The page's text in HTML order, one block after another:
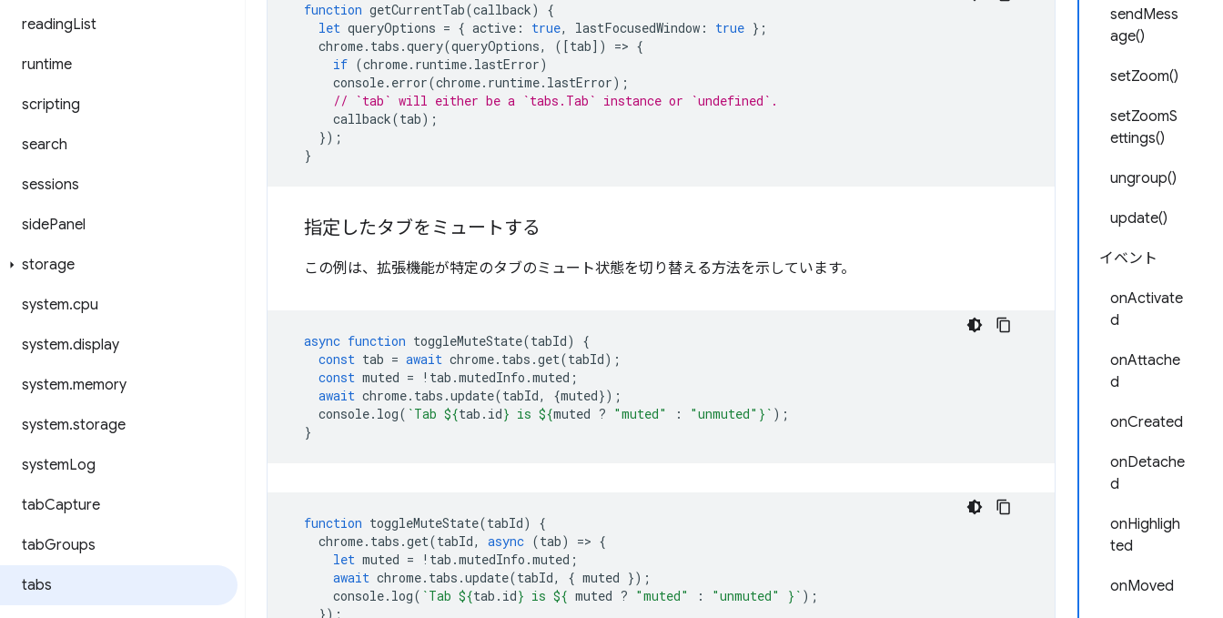
readingList
runtime
scripting
search
sessions
sidePanel
storage
system.cpu
system.display
system.memory
system.storage
systemLog
tabCapture
tabGroups
tabs
sendMess
age()
setZoom()
setZoomS
ettings()
ungroup()
update()
イベント
onActivate
d
onAttache
d
onCreated
onDetache
d
onHighligh
ted
onMoved
function getCurrentTab(callback)
{
let queryOptions = { active : true, lastFocusedWindow : true };
chrome. tabs .query(queryOptions, ([tab]) => {
if (chrome. runtime. lastError)
console. error(chrome. runtime. lastError);
// `tab` will either be a `tabs.Tab` instance or `undefined`.
callback(tab);
});
}
指定したタブをミュートする
この例は、拡張機能が特定のタブのミュート状態を切り替える方法を示しています。
async function toggleMuteState(tabId)
{
const tab = await chrome. tabs .get(tabId);
const muted = ! tab .mutedInfo .muted ;
await chrome. tabs .update(tabId, {muted});
console. log( `Tab ${tab . id} is ${muted ? "muted" : "unmuted" } ` );
}
function toggleMuteState(tabId)
{
chrome. tabs .get(tabId, async (tab) => {
let muted = ! tab .mutedInfo .muted ;
await chrome. tabs .update(tabId, { muted });
console. log( `Tab ${tab . id} is ${ muted ? "muted" : "unmuted" } ` );
});